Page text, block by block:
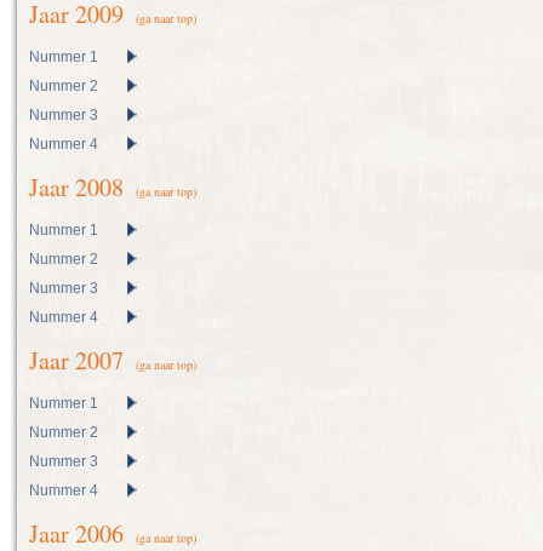
Jaar 2009 (ga naar top)
Nummer 1
Nummer 2
Nummer 3
Nummer 4
Jaar 2008 (ga naar top)
Nummer 1
Nummer 2
Nummer 3
Nummer 4
Jaar 2007 (ga naar top)
Nummer 1
Nummer 2
Nummer 3
Nummer 4
Jaar 2006 (ga naar top)